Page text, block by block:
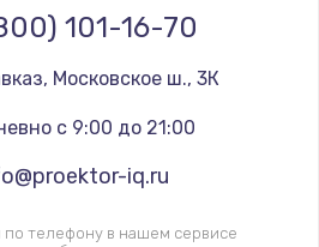
Заказать
искажение звука
900 руб.
Заказать
Не работает
101-16-70
, Московское ш., 3К
с 9:00 до 21:00
iq.ru
по телефону в нашем сервисе